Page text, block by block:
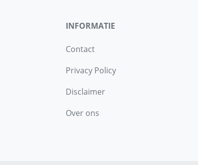
INFORMATIE
Contact
Privacy Policy
Disclaimer
Over ons